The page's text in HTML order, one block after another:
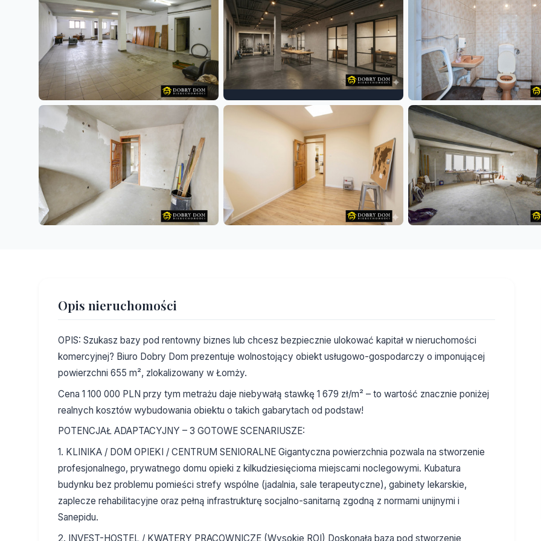
Opis nieruchomości
OPIS: Szukasz bazy pod rentowny biznes lub chcesz bezpiecznie ulokować kapitał w nieruchomości
komercyjnej? Biuro Dobry Dom prezentuje wolnostojący obiekt usługowo-gospodarczy o imponującej
powierzchni 655 m², zlokalizowany w Łomży.
Cena 1 100 000 PLN przy tym metrażu daje niebywałą stawkę 1 679 zł/m² – to wartość znacznie poniżej
realnych kosztów wybudowania obiektu o takich gabarytach od podstaw!
POTENCJAŁ ADAPTACYJNY – 3 GOTOWE SCENARIUSZE:
1. KLINIKA / DOM OPIEKI / CENTRUM SENIORALNE Gigantyczna powierzchnia pozwala na stworzenie
profesjonalnego, prywatnego domu opieki z kilkudziesięcioma miejscami noclegowymi. Kubatura
budynku bez problemu pomieści strefy wspólne (jadalnia, sale terapeutyczne), gabinety lekarskie,
zaplecze rehabilitacyjne oraz pełną infrastrukturę socjalno-sanitarną zgodną z normami unijnymi i
Sanepidu.
2. INVEST-HOSTEL / KWATERY PRACOWNICZE (Wysokie ROI) Doskonała baza pod stworzenie